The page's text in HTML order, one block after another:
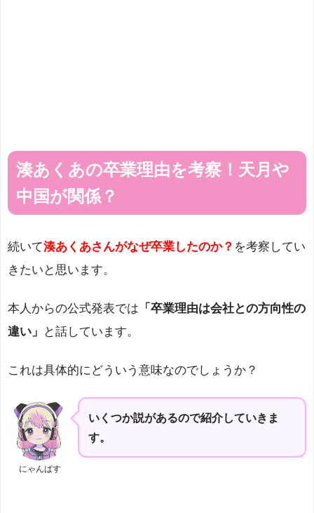
湊あくあの卒業理由を考察！天月や
中国が関係？
続いて湊あくあさんがなぜ卒業したのか？ を考察してい
きたいと思います。
本人からの公式発表では 「卒業理由は会社との方向性の
違い」
と話しています。
これは具体的にどういう意味なのでしょうか？
にゃんぱす
いくつか説があるので紹介していきま
す。